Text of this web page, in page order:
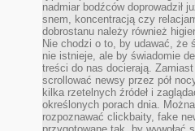
nadmiar bodźców doprowadził
snem, koncentracją czy
dobrostanu należy również
Nie chodzi o to, by udawać, że
nie istnieje, ale by świadomie
treści do nas docierają.
scrollować newsy przez pół
kilka rzetelnych źródeł i
określonych porach dnia.
rozpoznawać clickbaity, fake